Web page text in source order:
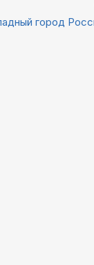
город